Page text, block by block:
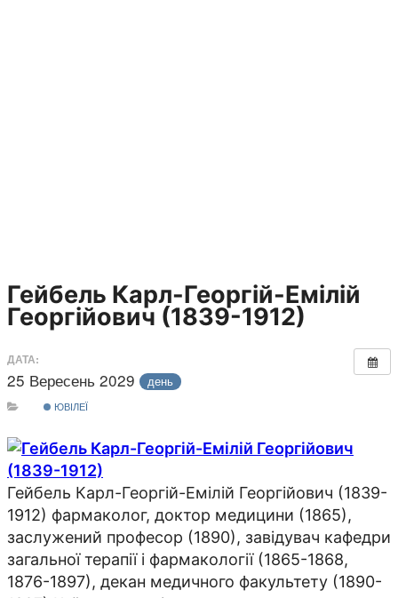
Гейбель Карл-Георгій-Емілій
Георгійович (1839-1912)
ДАТА:
25 Вересень 2029 день
ЮВІЛЕЇ
Гейбель Карл-Георгій-Емілій Георгійович (1839-
1912) фармаколог, доктор медицини (1865),
заслужений професор (1890), завідувач кафедри
загальної терапії і фармакології (1865-1868,
1876-1897), декан медичного факультету (1890-